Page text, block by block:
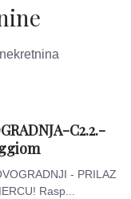
C2.2.-
- PRILAZ
Rasp...